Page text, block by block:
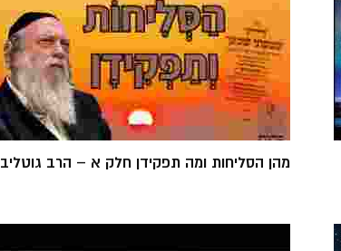
מהן הסליחות ומה תפקידן חלק א – הרב גוטליב